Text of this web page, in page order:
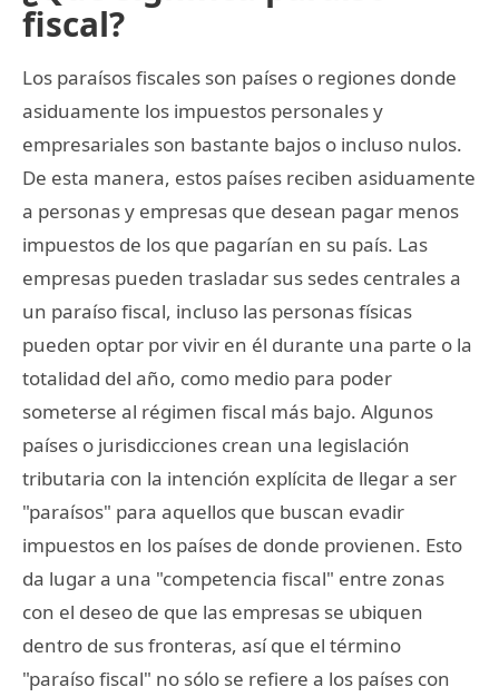
fiscal?
Los paraísos fiscales son países o regiones donde
asiduamente los impuestos personales y
empresariales son bastante bajos o incluso nulos.
De esta manera, estos países reciben asiduamente
a personas y empresas que desean pagar menos
impuestos de los que pagarían en su país. Las
empresas pueden trasladar sus sedes centrales a
un paraíso fiscal, incluso las personas físicas
pueden optar por vivir en él durante una parte o la
totalidad del año, como medio para poder
someterse al régimen fiscal más bajo. Algunos
países o jurisdicciones crean una legislación
tributaria con la intención explícita de llegar a ser
"paraísos" para aquellos que buscan evadir
impuestos en los países de donde provienen. Esto
da lugar a una "competencia fiscal" entre zonas
con el deseo de que las empresas se ubiquen
dentro de sus fronteras, así que el término
"paraíso fiscal" no sólo se refiere a los países con